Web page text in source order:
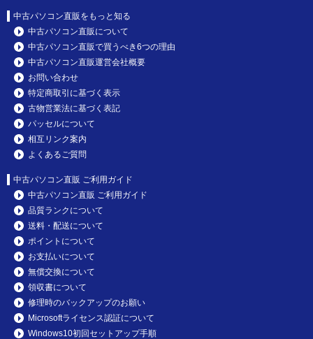
中古パソコン直販をもっと知る
中古パソコン直販について
中古パソコン直販で買うべき6つの理由
中古パソコン直販運営会社概要
お問い合わせ
特定商取引に基づく表示
古物営業法に基づく表記
パッセルについて
相互リンク案内
よくあるご質問
中古パソコン直販 ご利用ガイド
中古パソコン直販 ご利用ガイド
品質ランクについて
送料・配送について
ポイントについて
お支払いについて
無償交換について
領収書について
修理時のバックアップのお願い
Microsoftライセンス認証について
Windows10初回セットアップ手順